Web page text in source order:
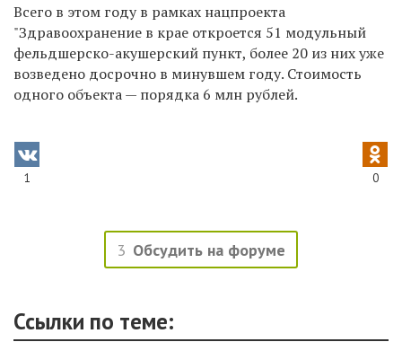
Всего в этом году в рамках нацпроекта
"Здравоохранение в крае откроется 51 модульный
фельдшерско-акушерский пункт, более 20 из них уже
возведено досрочно в минувшем году. Стоимость
одного объекта — порядка 6 млн рублей.
1 0
3 Обсудить на форуме
Ссылки по теме: